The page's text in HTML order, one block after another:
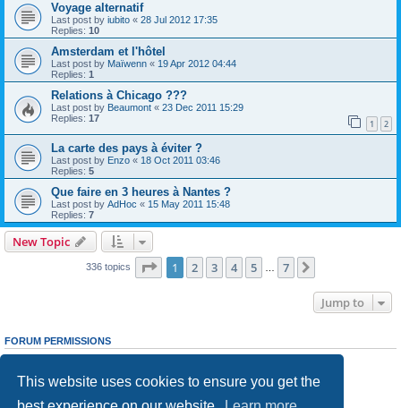
This website uses cookies to ensure you get the
Voyage alternatif
Last post by iubito « 28 Jul 2012 17:35
Replies: 10
Amsterdam et l'hôtel
Last post by Maïwenn « 19 Apr 2012 04:44
Replies: 1
Relations à Chicago ???
Last post by Beaumont « 23 Dec 2011 15:29
Replies: 17 1 2
La carte des pays à éviter ?
Last post by Enzo « 18 Oct 2011 03:46
Replies: 5
Que faire en 3 heures à Nantes ?
Last post by AdHoc « 15 May 2011 15:48
Replies: 7
New Topic
336 topics Page 1of 7
1 2 3 4 5 7
Jump to
FORUM PERMISSIONS
Youcannotpost new topics in this forum
cannotedit your posts in this forum